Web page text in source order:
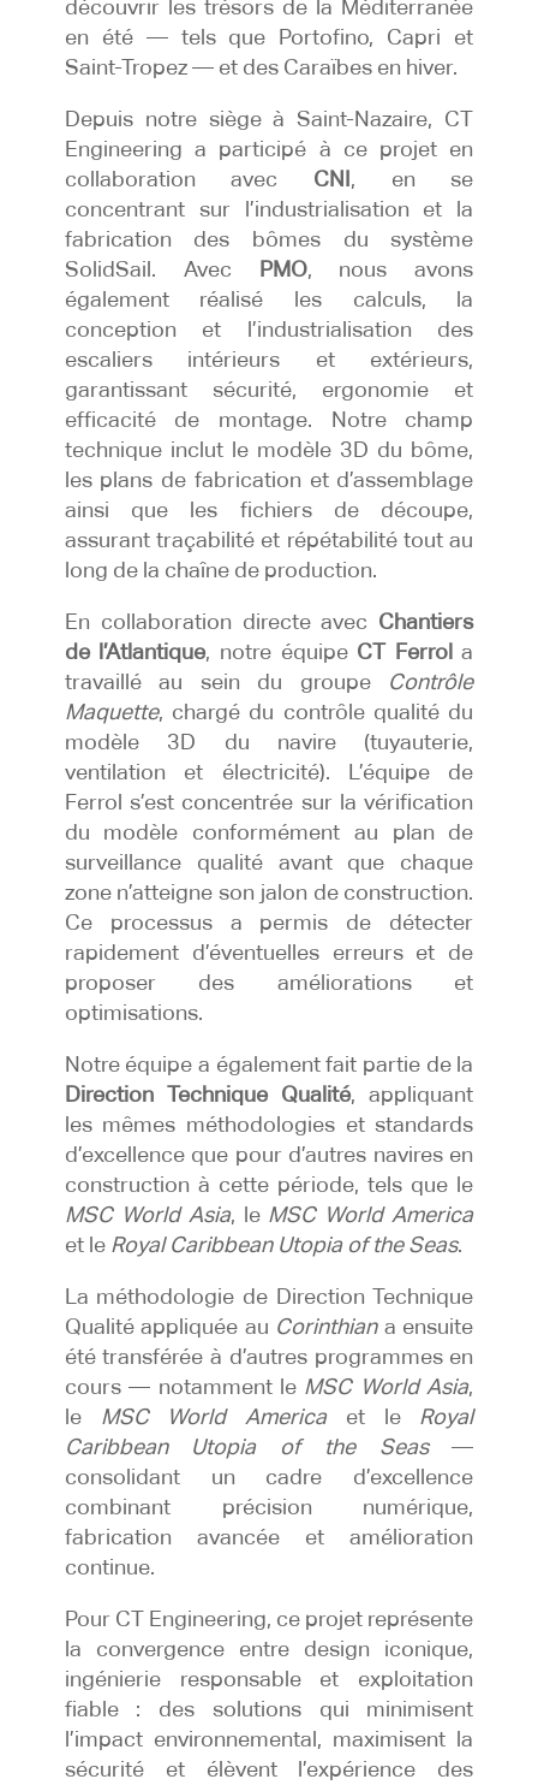
découvrir les trésors de la Méditerranée
en été — tels que Portofino, Capri et
Saint-Tropez — et des Caraïbes en hiver.
Depuis notre siège à Saint-Nazaire, CT
Engineering a participé à ce projet en
collaboration avec CNI, en se
concentrant sur l’industrialisation et la
fabrication des bômes du système
SolidSail. Avec
PMO, nous avons
également réalisé les calculs, la
conception et l’industrialisation des
escaliers intérieurs et extérieurs,
garantissant sécurité, ergonomie et
efficacité de montage. Notre champ
technique inclut le modèle 3D du bôme,
les plans de fabrication et d’assemblage
ainsi que les fichiers de découpe,
assurant traçabilité et répétabilité tout au
long de la chaîne de production.
En collaboration directe avec Chantiers
de l’Atlantique, notre équipe CT Ferrol a
travaillé au sein du groupe Contrôle
Maquette, chargé du contrôle qualité du
modèle 3D du navire (tuyauterie,
ventilation et électricité). L’équipe de
Ferrol s’est concentrée sur la vérification
du modèle conformément au plan de
surveillance qualité avant que chaque
zone n’atteigne son jalon de construction.
Ce processus a permis de détecter
rapidement d’éventuelles erreurs et de
proposer des améliorations et
optimisations.
Notre équipe a également fait partie de la
Direction Technique Qualité, appliquant
les mêmes méthodologies et standards
d’excellence que pour d’autres navires en
construction à cette période, tels que le
MSC World Asia, le MSC World America
et le Royal Caribbean Utopia of the Seas.
La méthodologie de Direction Technique
Qualité appliquée au Corinthiana ensuite
été transférée à d’autres programmes en
cours — notamment le MSC World Asia,
le MSC World Americaet le Royal
Caribbean Utopia of the Seas—
consolidant un cadre d’excellence
combinant précision numérique,
fabrication avancée et amélioration
continue.
Pour CT Engineering, ce projet représente
la convergence entre design iconique,
ingénierie responsable et exploitation
fiable : des solutions qui minimisent
l’impact environnemental, maximisent la
sécurité et élèvent l’expérience des